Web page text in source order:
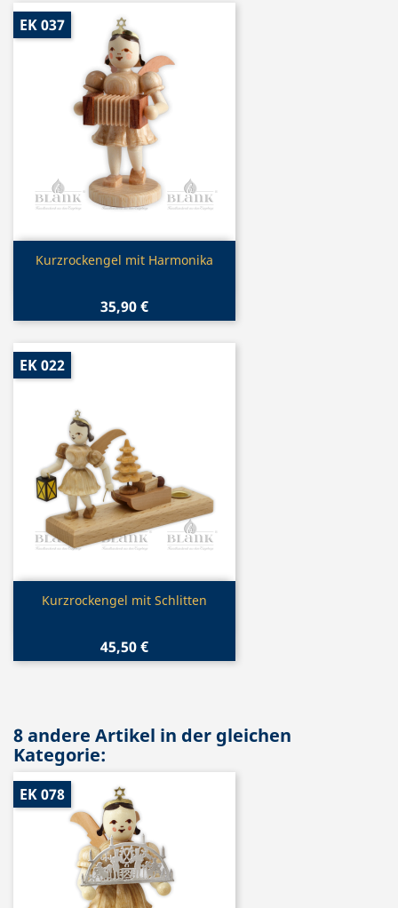
Vorschau
Kurzrockengel mit Harmonika
35,90 €
EK 037
Vorschau
Kurzrockengel mit Schlitten
45,50 €
EK 022
8 andere Artikel in der gleichen
Kategorie:
EK 078